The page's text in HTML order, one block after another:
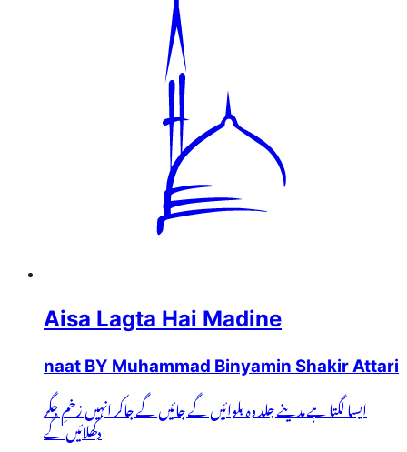
Aisa Lagta Hai Madine
naat BY Muhammad Binyamin Shakir Attari
ایسا لگتا ہے مدینے جلد وہ بلوائیں گے جائیں گے جاکر انہیں زخمِ جگر
دکھلائیں گے